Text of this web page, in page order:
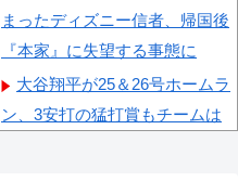
まったディズニー信者、帰国後
『本家』に失望する事態に
大谷翔平が25＆26号ホームラ
ン、3安打の猛打賞もチームは